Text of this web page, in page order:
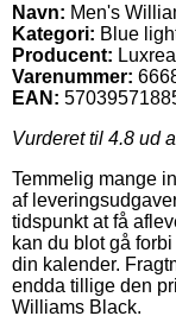
Navn: Men's
Kategori: Blue
Producent:
Varenummer:
EAN:
Vurderet til 4.8 ud
Temmelig mange
af
tidspunkt at få
kan du blot gå
din kalender.
endda tillige den
Williams Black.